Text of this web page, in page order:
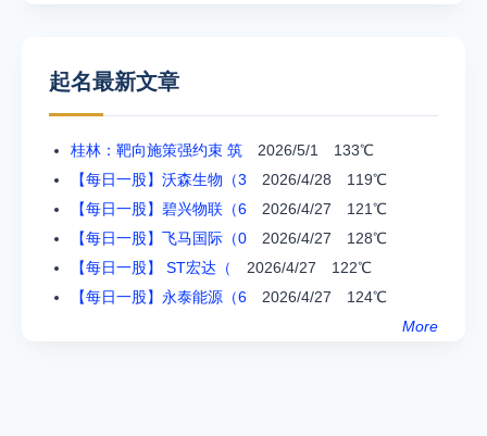
起名最新文章
桂林：靶向施策强约束 筑 2026/5/1 133℃
【每日一股】沃森生物（3 2026/4/28 119℃
【每日一股】碧兴物联（6 2026/4/27 121℃
【每日一股】飞马国际（0 2026/4/27 128℃
【每日一股】 ST宏达（
2026/4/27 122℃
【每日一股】永泰能源（6 2026/4/27 124℃
More